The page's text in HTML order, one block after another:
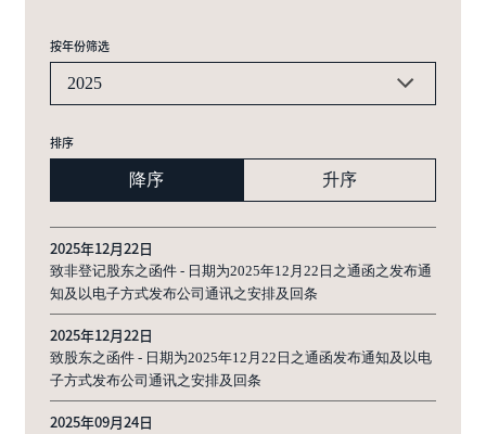
按年份筛选
2025
排序
降序 升序
2025年12月22日
致非登记股东之函件 - 日期为2025年12月22日之通函之发布通
知及以电子方式发布公司通讯之安排及回条
2025年12月22日
致股东之函件 - 日期为2025年12月22日之通函发布通知及以电
子方式发布公司通讯之安排及回条
2025年09月24日